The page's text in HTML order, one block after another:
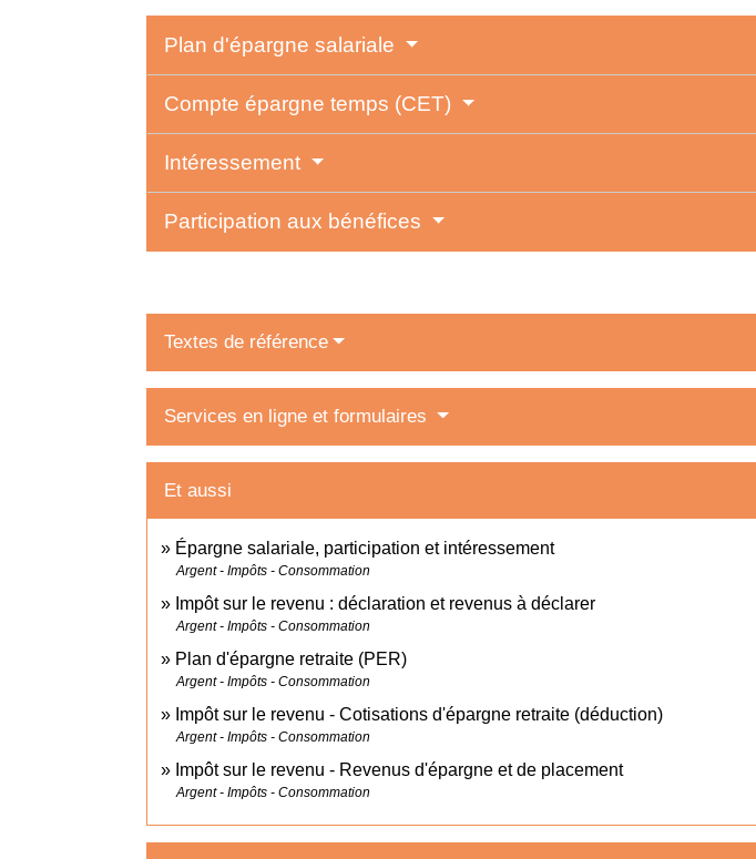
Plan d'épargne salariale
Compte épargne temps (CET)
Intéressement
Participation aux bénéfices
Textes de référence
Services en ligne et formulaires
Et aussi
Épargne salariale, participation et intéressement
Argent - Impôts - Consommation
Impôt sur le revenu : déclaration et revenus à déclarer
Argent - Impôts - Consommation
Plan d'épargne retraite (PER)
Argent - Impôts - Consommation
Impôt sur le revenu - Cotisations d'épargne retraite (déduction)
Argent - Impôts - Consommation
Impôt sur le revenu - Revenus d'épargne et de placement
Argent - Impôts - Consommation